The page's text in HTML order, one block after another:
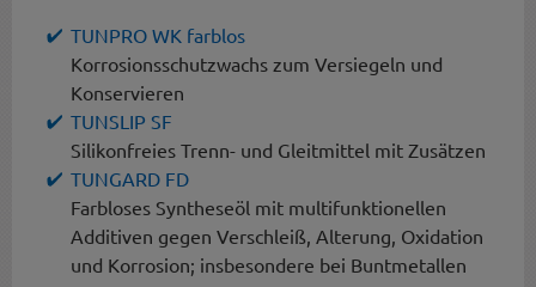
TUNPRO WK farblos
Korrosionsschutzwachs zum Versiegeln und
Konservieren
TUNSLIP SF
Silikonfreies Trenn- und Gleitmittel mit Zusätzen
TUNGARD FD
Farbloses Syntheseöl mit multifunktionellen
Additiven gegen Verschleiß, Alterung, Oxidation
und Korrosion; insbesondere bei Buntmetallen